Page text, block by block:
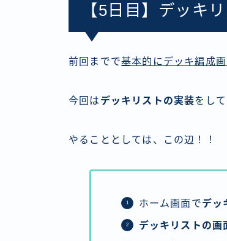
【5日目】デッキ
前回までで基本的にデッキ編成
今回は デッキリストの実装をして
やることとしては、この辺！！
ホーム画面でデッ
デッキリストの画